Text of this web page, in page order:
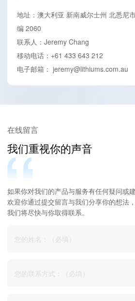
地址：澳大利亚 新南威尔士州 北悉尼
编 2060
联系人：Jeremy Chang
移动电话：+61 433 643 212
电子邮箱： jeremy@lithiums.com.au
在线留言
我们重视你的声音
如果你对我们的产品与服务有任何疑问或建
欢迎你通过提交留言与我们分享你的想法，
我们将尽快与你取得联系。